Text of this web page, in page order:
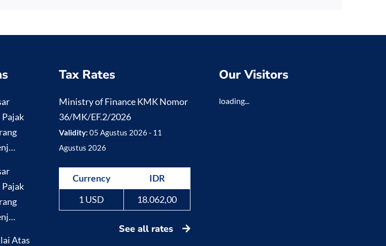
Pajak
Pajak
Atas
Tax Rates
Ministry of Finance KMK Nomor
36/MK/EF.2/2026
Validity: 05 Agustus 2026 - 11
Agustus 2026
Currency
IDR
1 USD
18.062,00
See all rates
Our Visitors
loading...